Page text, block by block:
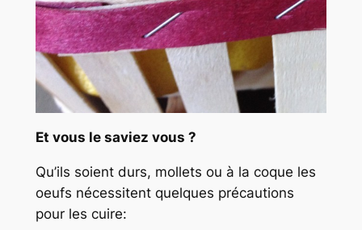
Et vous le saviez vous ?
Qu’ils soient durs, mollets ou à la coque les
oeufs nécessitent quelques précautions
pour les cuire: